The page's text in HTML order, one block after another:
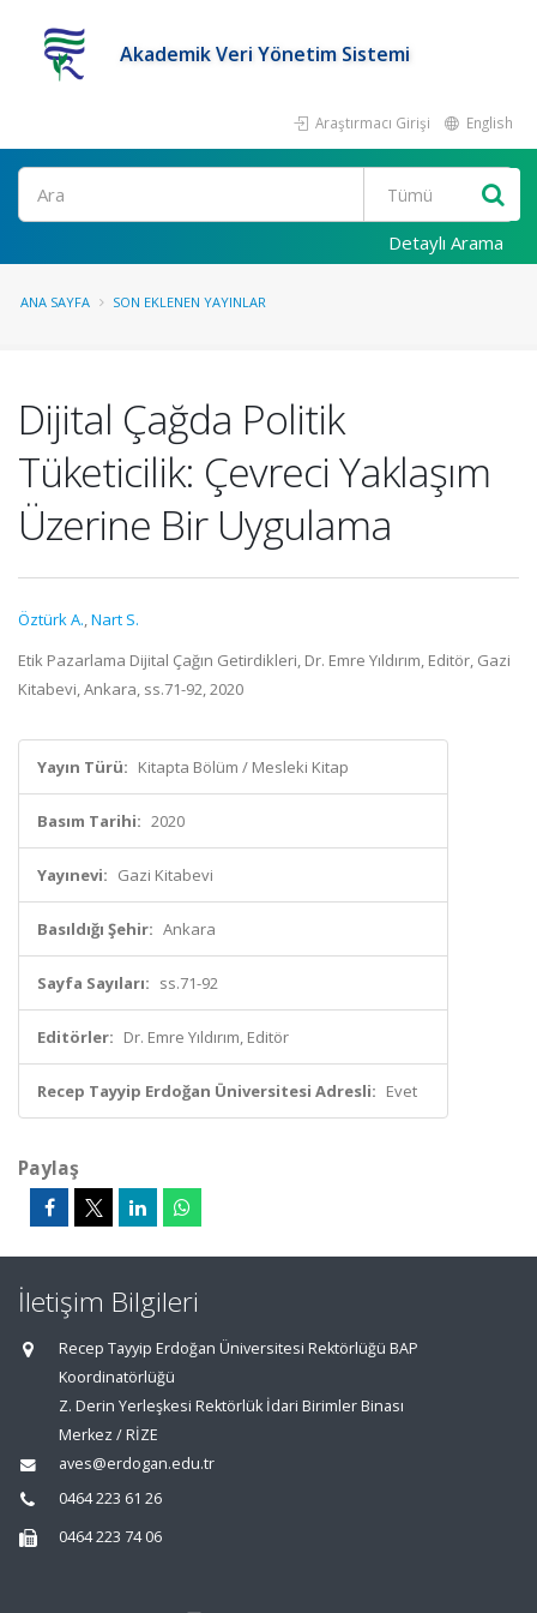
Akademik Veri Yönetim Sistemi
Araştırmacı Girişi English
Ara
Detaylı Arama
ANA SAYFA SON EKLENEN YAYINLAR
Dijital Çağda Politik
Tüketicilik: Çevreci Yaklaşım
Üzerine Bir Uygulama
Öztürk A.,Nart S.
Etik Pazarlama Dijital Çağın Getirdikleri, Dr. Emre Yıldırım, Editör, Gazi
Kitabevi, Ankara, ss.71-92, 2020
Yayın Türü: Kitapta Bölüm / Mesleki Kitap
Basım Tarihi: 2020
Yayınevi: Gazi Kitabevi
Basıldığı Şehir: Ankara
Sayfa Sayıları: ss.71-92
Editörler: Dr. Emre Yıldırım, Editör
Recep Tayyip Erdoğan Üniversitesi Adresli: Evet
Paylaş
İletişim Bilgileri
Recep Tayyip Erdoğan Üniversitesi Rektörlüğü BAP
Koordinatörlüğü
Z. Derin Yerleşkesi Rektörlük İdari Birimler Binası
Merkez / RİZE
aves@erdogan.edu.tr
0464 223 61 26
0464 223 74 06